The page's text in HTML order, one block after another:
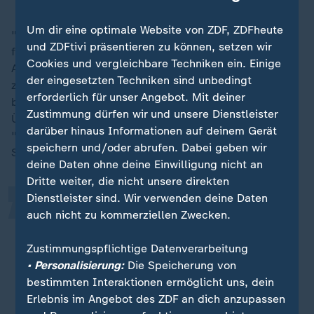
"Diese Anschläge können überall stattfinden, und sie
finden überall statt", hält CSU-Landesgruppenchef
Alexander Dobrindt fest. Und dies geschehe
zusehends in kurzen Abständen. Für eine Lösung
brauche es das Eingeständnis, dass eine
Überforderung durch zu viel Zuwanderung bestehe.
"Das System funktioniert nicht mehr", sagt Dobrindt.
Seine Forderung:
Es darf nicht mehr dazu kommen,
Straftaten begehen, reinkommen ins
Land.
„
Alexander Dobrindt, CSU-Landesgruppenchef
Um dir eine optimale Website von ZDF, ZDFheute
und ZDFtivi präsentieren zu können, setzen wir
Cookies und vergleichbare Techniken ein. Einige
der eingesetzten Techniken sind unbedingt
erforderlich für unser Angebot. Mit deiner
Zustimmung dürfen wir und unsere Dienstleister
darüber hinaus Informationen auf deinem Gerät
speichern und/oder abrufen. Dabei geben wir
deine Daten ohne deine Einwilligung nicht an
Dritte weiter, die nicht unsere direkten
Dienstleister sind. Wir verwenden deine Daten
auch nicht zu kommerziellen Zwecken.
Zustimmungspflichtige Datenverarbeitung
• Personalisierung:Die Speicherung von
bestimmten Interaktionen ermöglicht uns, dein
Erlebnis im Angebot des ZDF an dich anzupassen